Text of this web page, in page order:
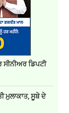
ਡਿਪਟੀ
ਮੁਲਾਕਾਤ, ਸੂਬੇ ਦੇ